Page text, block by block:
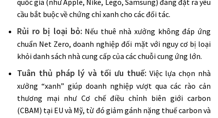
cầu bắt buộc về chứng chỉ xanh cho các đối tác.
Rủi ro bị loại bỏ: Nếu thuê nhà xưởng không đáp ứng
chuẩn Net Zero, doanh nghiệp đối mặt với nguy cơ bị loại
khỏi danh sách nhà cung cấp của các chuỗi cung ứng lớn.
Tuân thủ pháp lý và tối ưu thuế: Việc lựa chọn nhà
xưởng “xanh” giúp doanh nghiệp vượt qua các rào cản
thương mại như Cơ chế điều chỉnh biên giới carbon
(CBAM) tại EU và Mỹ, từ đó giảm gánh nặng thuế carbon và